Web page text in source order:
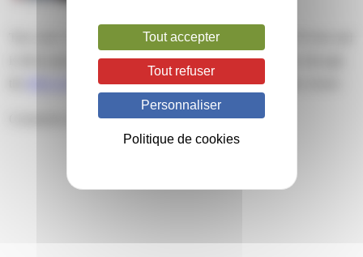
This entry was posted on jeudi, avril 23rd, 2020 at 18 h 20 min and
is filed under . You can follow any responses to this entry through
feed. Both comments and pings are currently closed.
Comments are closed.
Tout accepter
Tout refuser
Personnaliser
Politique de cookies